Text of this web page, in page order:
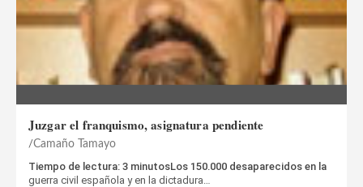
Juzgar el franquismo, asignatura pendiente
Camaño Tamayo
Tiempo de lectura: 3 minutosLos 150.000 desaparecidos en la
guerra civil española y en la dictadura…